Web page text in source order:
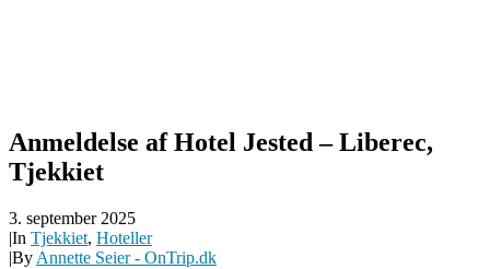
Anmeldelse af Hotel Jested – Liberec,
Tjekkiet
3. september 2025
|In Tjekkiet, Hoteller
|By Annette Seier - OnTrip.dk